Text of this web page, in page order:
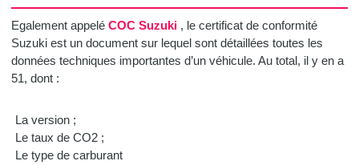
Egalement appelé COC Suzuki , le certificat de conformité
Suzuki est un document sur lequel sont détaillées toutes les
données techniques importantes d’un véhicule. Au total, il y en a
51, dont :
La version ;
Le taux de CO2 ;
Le type de carburant